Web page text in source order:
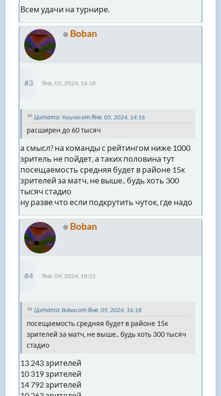
Всем удачи на турнире.
Boban
#3 Янв. 05, 2024, 16:18
Цитата: Yazynin от Янв. 05, 2024, 14:16
расширен до 60 тысяч
а смысл? на команды с рейтингом ниже 1000
зритель не пойдет, а таких половина тут
посещаемость средняя будет в районе 15к
зрителей за матч, не выше.. будь хоть 300
тысяч стадио
ну разве что если подкрутить чуток, где надо
Boban
#4 Янв. 09, 2024, 18:01
Цитата: Boban от Янв. 05, 2024, 16:18
посещаемость средняя будет в районе 15к
зрителей за матч, не выше.. будь хоть 300 тысяч
стадио
13 243 зрителей
10 319 зрителей
14 792 зрителей